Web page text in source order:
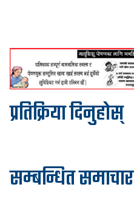
प्रतिक्रिया दिनुहोस्
सम्बन्धित समाचार